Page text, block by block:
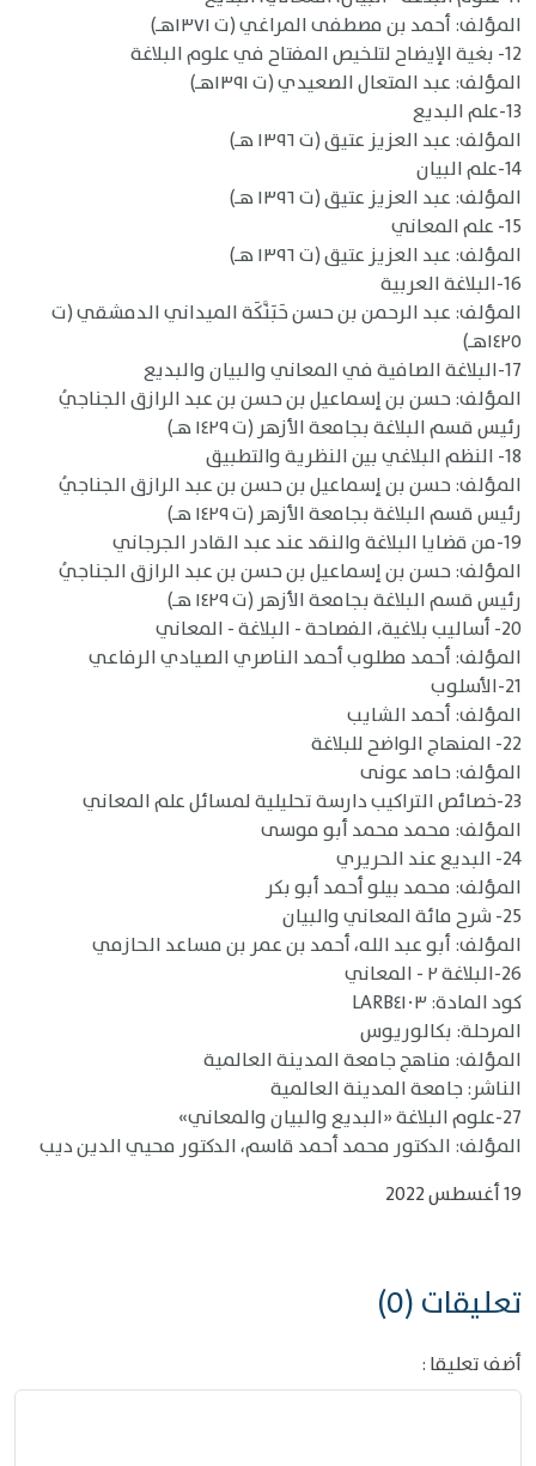
المؤلف: أحمد بن مصطفى المراغي (ت ١٣٧١هـ)
12- بغية الإيضاح لتلخيص المفتاح في علوم البلاغة
المؤلف: عبد المتعال الصعيدي (ت ١٣٩١هـ)
13-علم البديع
المؤلف: عبد العزيز عتيق (ت ١٣٩٦ هـ)
14-علم البيان
المؤلف: عبد العزيز عتيق (ت ١٣٩٦ هـ)
15- علم المعاني
المؤلف: عبد العزيز عتيق (ت ١٣٩٦ هـ)
16-البلاغة العربية
المؤلف: عبد الرحمن بن حسن حَبَنَّكَة الميداني الدمشقي (ت
١٤٢٥هـ)
17-البلاغة الصافية في المعاني والبيان والبديع
المؤلف: حسن بن إسماعيل بن حسن بن عبد الرازق الجناجيُ
رئيس قسم البلاغة بجامعة الأزهر (ت ١٤٢٩ هـ)
18- النظم البلاغي بين النظرية والتطبيق
المؤلف: حسن بن إسماعيل بن حسن بن عبد الرازق الجناجيُ
رئيس قسم البلاغة بجامعة الأزهر (ت ١٤٢٩ هـ)
19-من قضايا البلاغة والنقد عند عبد القادر الجرجاني
المؤلف: حسن بن إسماعيل بن حسن بن عبد الرازق الجناجيُ
رئيس قسم البلاغة بجامعة الأزهر (ت ١٤٢٩ هـ)
20- أساليب بلاغية، الفصاحة - البلاغة - المعاني
المؤلف: أحمد مطلوب أحمد الناصري الصيادي الرفاعي
21-الأسلوب
المؤلف: أحمد الشايب
22- المنهاج الواضح للبلاغة
المؤلف: حامد عونى
23-خصائص التراكيب دارسة تحليلية لمسائل علم المعاني
المؤلف: محمد محمد أبو موسى
24- البديع عند الحريري
المؤلف: محمد بيلو أحمد أبو بكر
25- شرح مائة المعاني والبيان
المؤلف: أبو عبد الله، أحمد بن عمر بن مساعد الحازمي
26-البلاغة ٢ - المعاني
كود المادة: LARB٤١٠٣
المرحلة: بكالوريوس
المؤلف: مناهج جامعة المدينة العالمية
الناشر: جامعة المدينة العالمية
27-علوم البلاغة «البديع والبيان والمعاني»
المؤلف: الدكتور محمد أحمد قاسم، الدكتور محيي الدين ديب
19 أغسطس 2022
تعليقات (0)
أضف تعليقا :